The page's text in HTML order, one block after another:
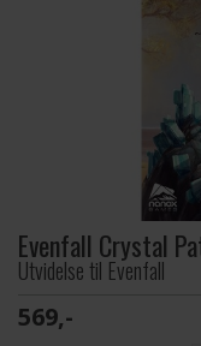
Evenfall Crystal
Utvidelse til Evenfall
569,-